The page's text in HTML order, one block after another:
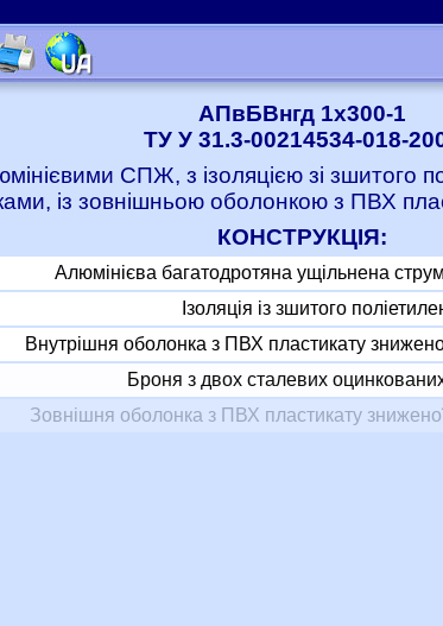
АПвБВнгд 1x300-1
ТУ У 31.3-00214534-018-
СПЖ, з ізоляцією зі зшитого
із зовнішньою оболонкою з ПВХ
КОНСТРУКЦІЯ:
Алюмінієва багатодротяна ущільнена
Ізоляція із зшитого
Внутрішня оболонка з ПВХ пластикату
Броня з двох сталевих
Зовнішня оболонка з ПВХ пластикату